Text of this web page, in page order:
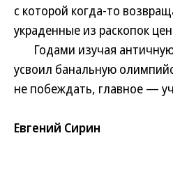
с которой когда-то
украденные из раскопок
Годами изучая античную
усвоил банальную
не побеждать, главное —
Евгений Сирин